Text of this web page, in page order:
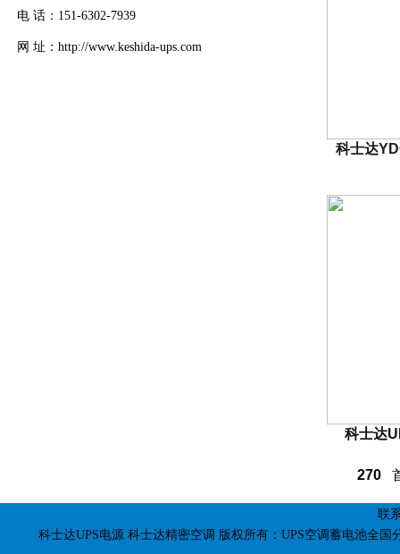
电 话：151-6302-7939
网 址：http://www.keshida-ups.com
科士达
科士达
270
联
科士达UPS电源 科士达精密空调 版权所有：UPS空调蓄电池全